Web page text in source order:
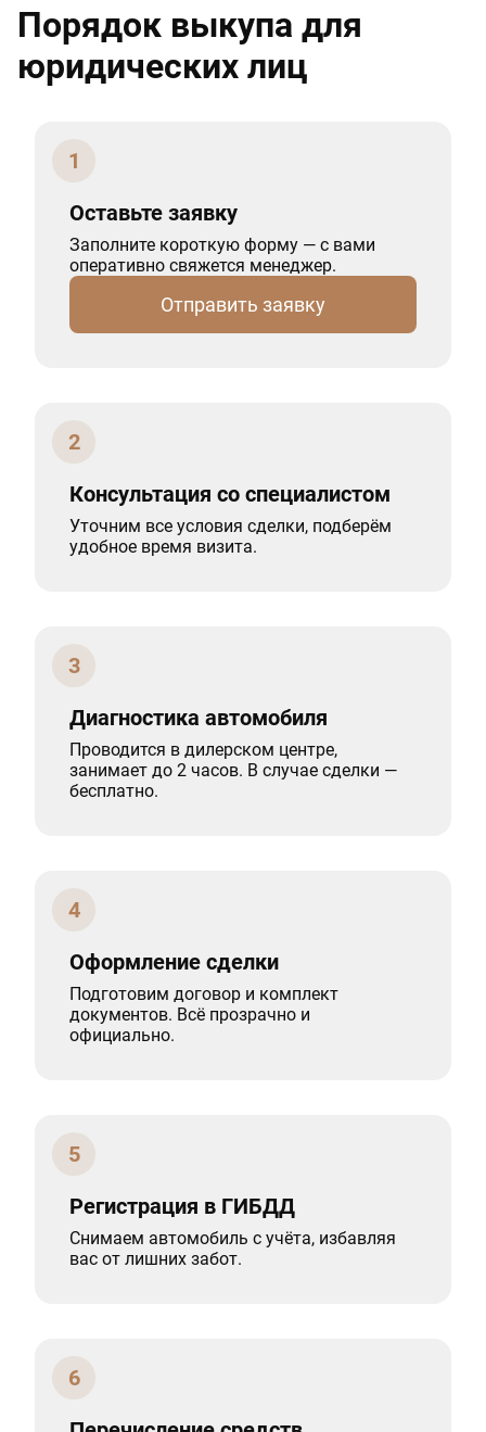
Порядок выкупа для
юридических лиц
1
Оставьте заявку
Заполните короткую форму — с вами
оперативно свяжется менеджер.
Отправить заявку
2
Консультация со специалистом
Уточним все условия сделки, подберём
удобное время визита.
3
Диагностика автомобиля
Проводится в дилерском центре,
занимает до 2 часов. В случае сделки —
бесплатно.
4
Оформление сделки
Подготовим договор и комплект
документов. Всё прозрачно и
официально.
5
Регистрация в ГИБДД
Снимаем автомобиль с учёта, избавляя
вас от лишних забот.
6